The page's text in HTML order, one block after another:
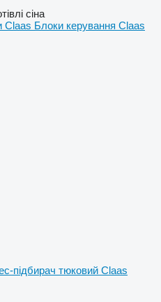
підбирач тюковий Claas
сіна
Claas Блоки керування Claas